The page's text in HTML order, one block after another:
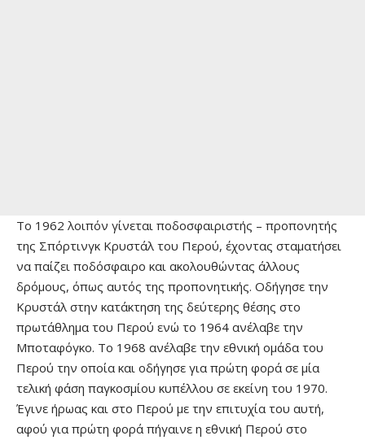
Το 1962 λοιπόν γίνεται ποδοσφαιριστής – προπονητής
της Σπόρτινγκ Κρυστάλ του Περού, έχοντας σταματήσει
να παίζει ποδόσφαιρο και ακολουθώντας άλλους
δρόμους, όπως αυτός της προπονητικής. Οδήγησε την
Κρυστάλ στην κατάκτηση της δεύτερης θέσης στο
πρωτάθλημα του Περού ενώ το 1964 ανέλαβε την
Μποταφόγκο. Το 1968 ανέλαβε την εθνική ομάδα του
Περού την οποία και οδήγησε για πρώτη φορά σε μία
τελική φάση παγκοσμίου κυπέλλου σε εκείνη του 1970.
Έγινε ήρωας και στο Περού με την επιτυχία του αυτή,
αφού για πρώτη φορά πήγαινε η εθνική Περού στο